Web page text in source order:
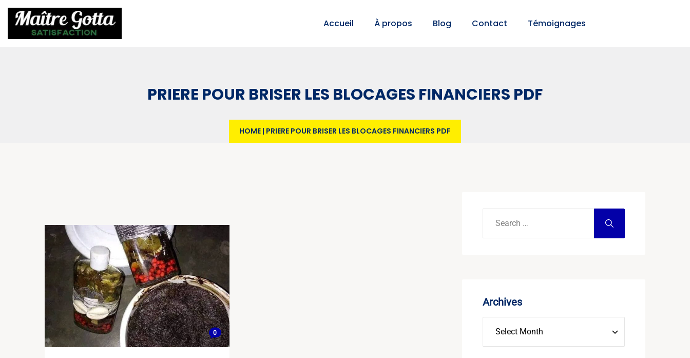
Accueil À propos Blog Contact Témoignages
PRIERE POUR BRISER LES BLOCAGES FINANCIERS PDF
HOME | PRIERE POUR BRISER LES BLOCAGES FINANCIERS PDF
0
Archives